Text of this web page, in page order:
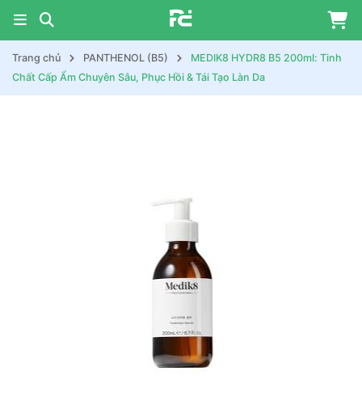
Trang chủ PANTHENOL (B5)
MEDIK8 HYDR8 B5 200ml: Tinh
Chất Cấp Ẩm Chuyên Sâu, Phục Hồi & Tái Tạo Làn Da